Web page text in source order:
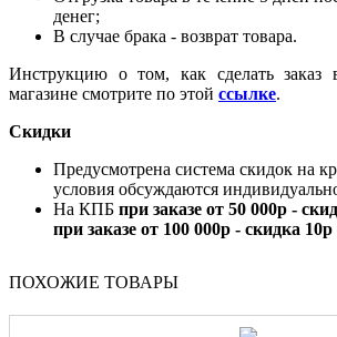
денег;
В случае брака - возврат товара.
Инструкцию о том, как сделать заказ
магазине смотрите по этой ссылке.
Скидки
Предусмотрена система скидок на
условия обсуждаются
На КПБ при заказе от 50 000р -
при заказе от 100 000р - скидка
ПОХОЖИЕ ТОВАРЫ